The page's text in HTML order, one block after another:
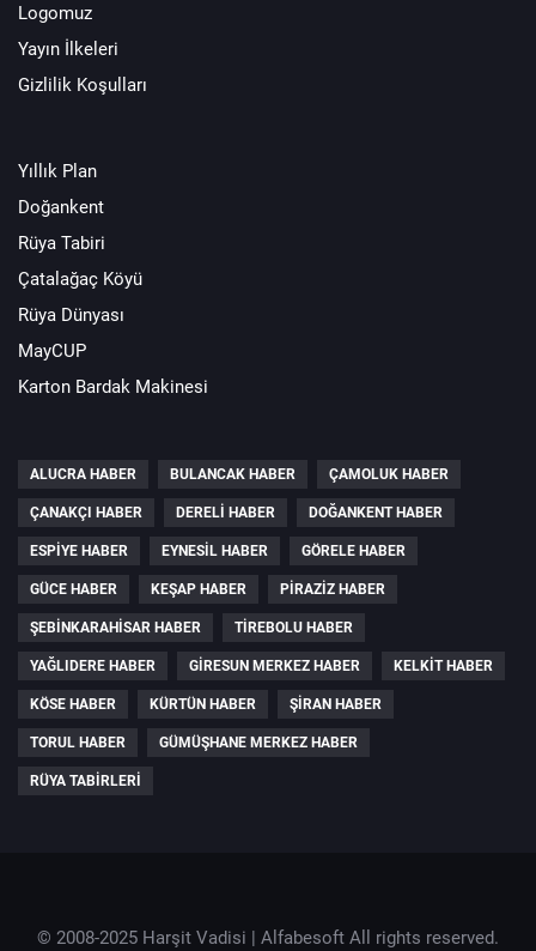
Logomuz
Yayın İlkeleri
Gizlilik Koşulları
Yıllık Plan
Doğankent
Rüya Tabiri
Çatalağaç Köyü
Rüya Dünyası
MayCUP
Karton Bardak Makinesi
ALUCRA HABER BULANCAK HABER ÇAMOLUK HABER
ÇANAKÇI HABER DERELI HABER DOĞANKENT HABER
ESPIYE HABER EYNESIL HABER GÖRELE HABER
GÜCE HABER KEŞAP HABER PIRAZIZ HABER
ŞEBINKARAHISAR HABER TIREBOLU HABER
YAĞLIDERE HABER GIRESUN MERKEZ HABER KELKIT HABER
KÖSE HABER KÜRTÜN HABER ŞIRAN HABER
TORUL HABER GÜMÜŞHANE MERKEZ HABER
RÜYA TABIRLERI
© 2008-2025 Harşit Vadisi | Alfabesoft All rights reserved.